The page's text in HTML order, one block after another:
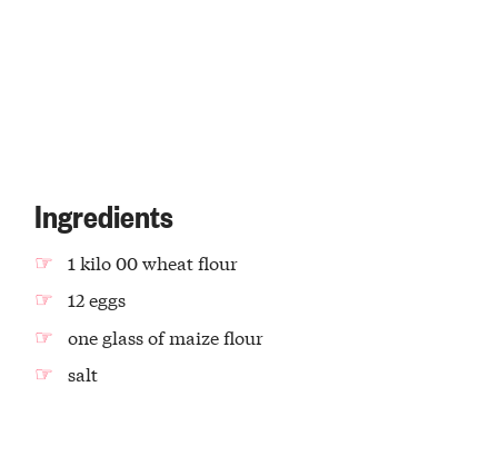
Ingredients
1 kilo 00 wheat flour
12 eggs
one glass of maize flour
salt